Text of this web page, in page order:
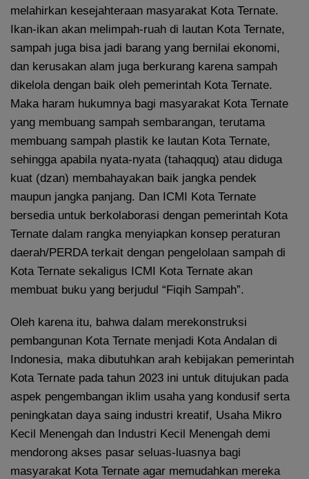
melahirkan kesejahteraan masyarakat Kota Ternate.
Ikan-ikan akan melimpah-ruah di lautan Kota Ternate,
sampah juga bisa jadi barang yang bernilai ekonomi,
dan kerusakan alam juga berkurang karena sampah
dikelola dengan baik oleh pemerintah Kota Ternate.
Maka haram hukumnya bagi masyarakat Kota Ternate
yang membuang sampah sembarangan, terutama
membuang sampah plastik ke lautan Kota Ternate,
sehingga apabila nyata-nyata (tahaqquq) atau diduga
kuat (dzan) membahayakan baik jangka pendek
maupun jangka panjang. Dan ICMI Kota Ternate
bersedia untuk berkolaborasi dengan pemerintah Kota
Ternate dalam rangka menyiapkan konsep peraturan
daerah/PERDA terkait dengan pengelolaan sampah di
Kota Ternate sekaligus ICMI Kota Ternate akan
membuat buku yang berjudul “Fiqih Sampah”.
Oleh karena itu, bahwa dalam merekonstruksi
pembangunan Kota Ternate menjadi Kota Andalan di
Indonesia, maka dibutuhkan arah kebijakan pemerintah
Kota Ternate pada tahun 2023 ini untuk ditujukan pada
aspek pengembangan iklim usaha yang kondusif serta
peningkatan daya saing industri kreatif, Usaha Mikro
Kecil Menengah dan Industri Kecil Menengah demi
mendorong akses pasar seluas-luasnya bagi
masyarakat Kota Ternate agar memudahkan mereka